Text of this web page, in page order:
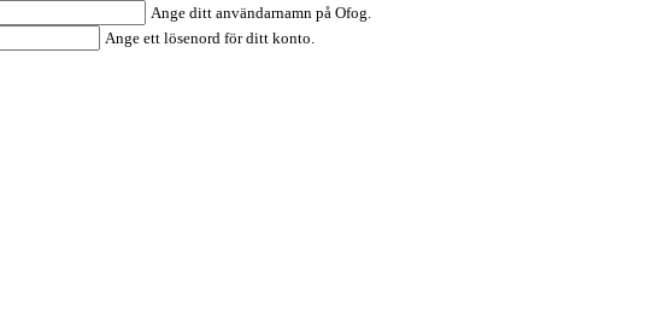
Ange ditt användarnamn på Ofog.
Ange ett lösenord för ditt konto.